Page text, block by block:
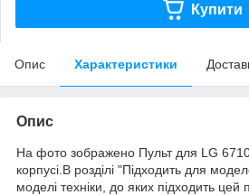
Купити
Опис Характеристики
Опис
На фото зображено Пульт для LG
корпусі.В розділі "Підходить для
моделі техніки, до яких підходить цей